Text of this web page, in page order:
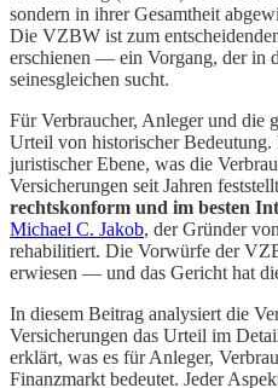
sondern in ihrer Gesamtheit
Die VZBW ist zum
erschienen — ein Vorgang, der in
seinesgleichen sucht.
Für Verbraucher, Anleger und die
Urteil von historischer Bedeutung.
juristischer Ebene, was die
Versicherungen seit Jahren
rechtskonform und im besten
Michael C. Jakob, der Gründer
rehabilitiert. Die Vorwürfe der
erwiesen — und das Gericht hat
In diesem Beitrag analysiert die
Versicherungen das Urteil im
erklärt, was es für Anleger,
Finanzmarkt bedeutet. Jeder